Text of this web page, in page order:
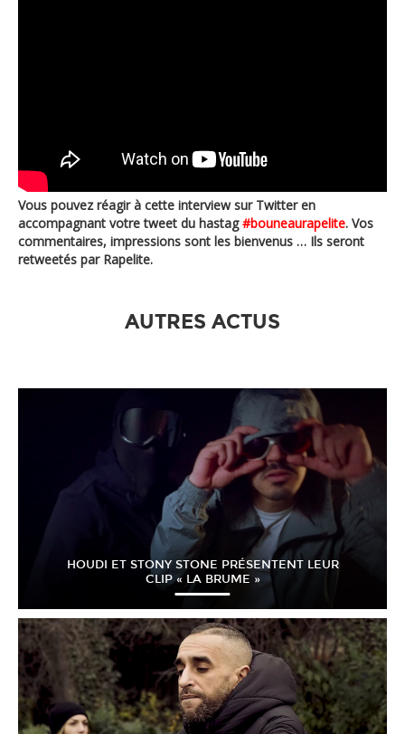
Vous pouvez réagir à cette interview sur Twitter en
accompagnant votre tweet du hastag#bouneaurapelite. Vos
commentaires, impressions sont les bienvenus … Ils seront
retweetés par Rapelite.
AUTRES ACTUS
HOUDI ET STONY STONE PRÉSENTENT LEUR
CLIP « LA BRUME »